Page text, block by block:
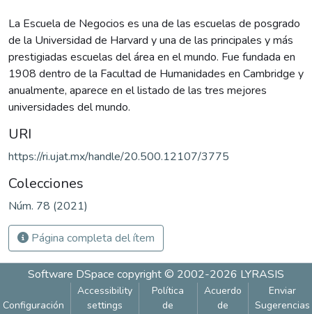
La Escuela de Negocios es una de las escuelas de posgrado
de la Universidad de Harvard y una de las principales y más
prestigiadas escuelas del área en el mundo. Fue fundada en
1908 dentro de la Facultad de Humanidades en Cambridge y
anualmente, aparece en el listado de las tres mejores
universidades del mundo.
URI
https://ri.ujat.mx/handle/20.500.12107/3775
Colecciones
Núm. 78 (2021)
Página completa del ítem
Software DSpace copyright © 2002-2026 LYRASIS
Configuración
Accessibility
settings
Política
de
Acuerdo
de
Enviar
Sugerencias